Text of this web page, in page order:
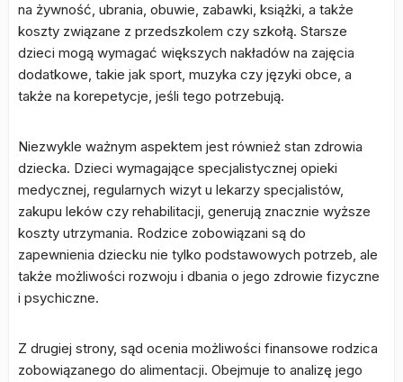
na żywność, ubrania, obuwie, zabawki, książki, a także
koszty związane z przedszkolem czy szkołą. Starsze
dzieci mogą wymagać większych nakładów na zajęcia
dodatkowe, takie jak sport, muzyka czy języki obce, a
także na korepetycje, jeśli tego potrzebują.
Niezwykle ważnym aspektem jest również stan zdrowia
dziecka. Dzieci wymagające specjalistycznej opieki
medycznej, regularnych wizyt u lekarzy specjalistów,
zakupu leków czy rehabilitacji, generują znacznie wyższe
koszty utrzymania. Rodzice zobowiązani są do
zapewnienia dziecku nie tylko podstawowych potrzeb, ale
także możliwości rozwoju i dbania o jego zdrowie fizyczne
i psychiczne.
Z drugiej strony, sąd ocenia możliwości finansowe rodzica
zobowiązanego do alimentacji. Obejmuje to analizę jego